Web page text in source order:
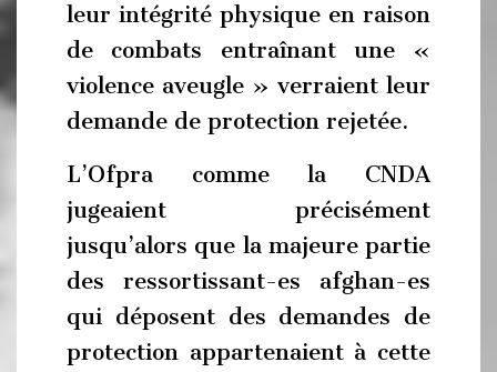
leur intégrité physique en raison
de combats entraînant une «
violence aveugle » verraient leur
demande de protection rejetée.
L’Ofpra comme la CNDA
jugeaient précisément
jusqu’alors que la majeure partie
des ressortissant-es afghan-es
qui déposent des demandes de
protection appartenaient à cette